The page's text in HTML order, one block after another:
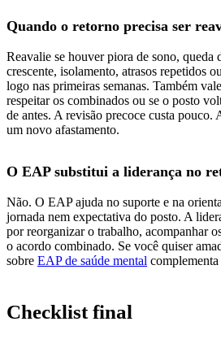
Quando o retorno precisa ser
Reavalie se houver piora de sono, queda
crescente, isolamento, atrasos repetidos
logo nas primeiras semanas. Também
respeitar os combinados ou se o posto
de antes. A revisão precoce custa pouco.
um novo afastamento.
O EAP substitui a liderança no
Não. O EAP ajuda no suporte e na
jornada nem expectativa do posto. A
por reorganizar o trabalho, acompanhar
o acordo combinado. Se você quiser
sobre EAP de saúde mental complementa
Checklist final